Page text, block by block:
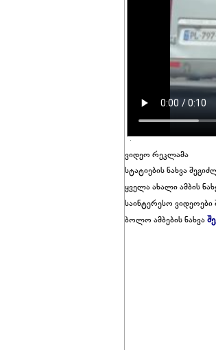
ვიდეო რეკლამა
სტატიების ნახვა
ყველა ახალი ამბის
საინტერესო
ბოლო ამბების ნახვა